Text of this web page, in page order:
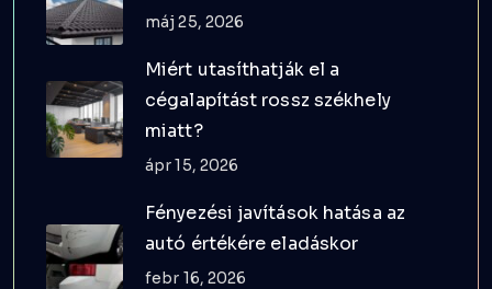
máj 25, 2026
Miért utasíthatják el a
cégalapítást rossz székhely
miatt?
ápr 15, 2026
Fényezési javítások hatása az
autó értékére eladáskor
febr 16, 2026